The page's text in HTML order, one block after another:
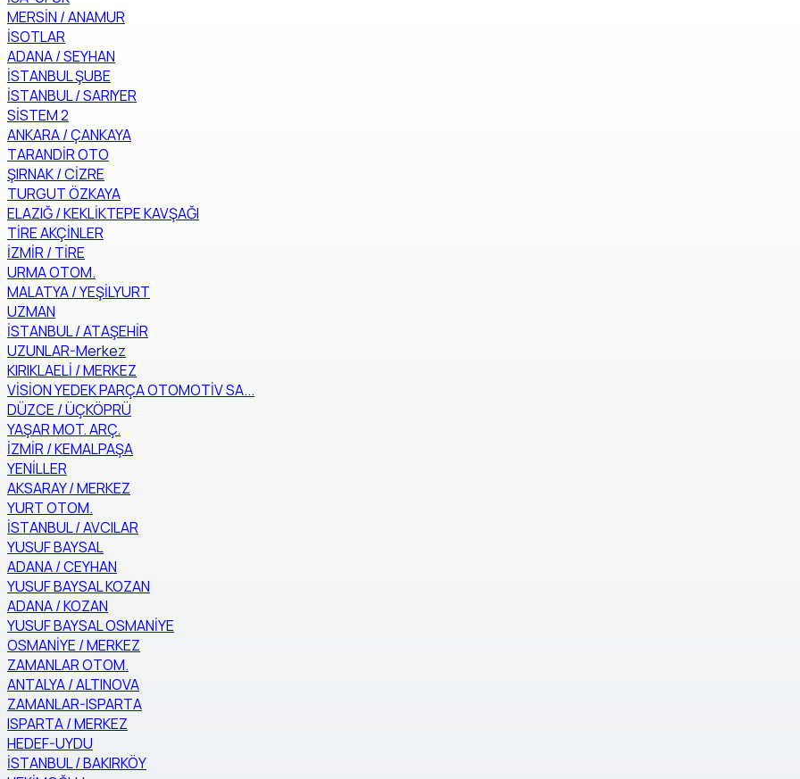
MERSİN / ANAMUR
İSOTLAR
ADANA / SEYHAN
İSTANBUL ŞUBE
İSTANBUL / SARIYER
SİSTEM 2
ANKARA / ÇANKAYA
TARANDİR OTO
ŞIRNAK / CİZRE
TURGUT ÖZKAYA
ELAZIĞ / KEKLİKTEPE KAVŞAĞI
TİRE AKÇİNLER
İZMİR / TİRE
URMA OTOM.
MALATYA / YEŞİLYURT
UZMAN
İSTANBUL / ATAŞEHİR
UZUNLAR-Merkez
KIRIKLAELİ / MERKEZ
VİSİON YEDEK PARÇA OTOMOTİV SA...
DÜZCE / ÜÇKÖPRÜ
YAŞAR MOT. ARÇ.
İZMİR / KEMALPAŞA
YENİLLER
AKSARAY / MERKEZ
YURT OTOM.
İSTANBUL / AVCILAR
YUSUF BAYSAL
ADANA / CEYHAN
YUSUF BAYSAL KOZAN
ADANA / KOZAN
YUSUF BAYSAL OSMANİYE
OSMANİYE / MERKEZ
ZAMANLAR OTOM.
ANTALYA / ALTINOVA
ZAMANLAR-ISPARTA
ISPARTA / MERKEZ
HEDEF-UYDU
İSTANBUL / BAKIRKÖY